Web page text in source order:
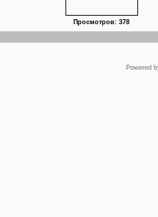
Просмотров: 378
Powered